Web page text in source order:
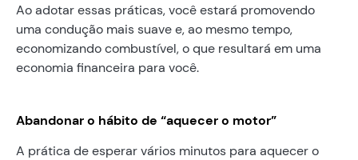
Ao adotar essas práticas, você estará promovendo
uma condução mais suave e, ao mesmo tempo,
economizando combustível, o que resultará em uma
economia financeira para você.
Abandonar o hábito de “aquecer o motor”
A prática de esperar vários minutos para aquecer o